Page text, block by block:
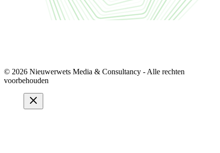
© 2026 Nieuwerwets Media & Consultancy - Alle rechten
voorbehouden